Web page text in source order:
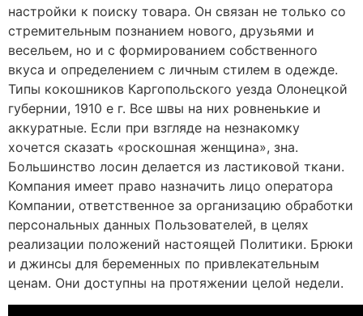
настройки к поиску товара. Он связан не только со
стремительным познанием нового, друзьями и
весельем, но и с формированием собственного
вкуса и определением с личным стилем в одежде.
Типы кокошников Каргопольского уезда Олонецкой
губернии, 1910 е г. Все швы на них ровненькие и
аккуратные. Если при взгляде на незнакомку
хочется сказать «роскошная женщина», зна.
Большинство лосин делается из ластиковой ткани.
Компания имеет право назначить лицо оператора
Компании, ответственное за организацию обработки
персональных данных Пользователей, в целях
реализации положений настоящей Политики. Брюки
и джинсы для беременных по привлекательным
ценам. Они доступны на протяжении целой недели.